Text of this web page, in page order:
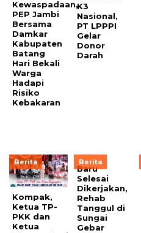
Kewaspadaan,
PEP Jambi
Bersama
Damkar
Kabupaten
Batang
Hari Bekali
Warga
Hadapi
Risiko
Kebakaran
K3
Nasional,
PT LPPPI
Gelar
Donor
Darah
Berita
Kompak,
Ketua TP-
PKK dan
Ketua
Berita
Baru
Selesai
Dikerjakan,
Rehab
Tanggul di
Sungai
Gebar